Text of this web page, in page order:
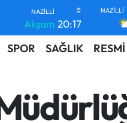
Akşam 20:17
SPOR SAĞLIK